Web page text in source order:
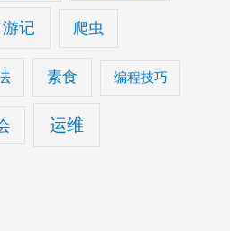
游记 爬虫
素食 编程技巧
运维